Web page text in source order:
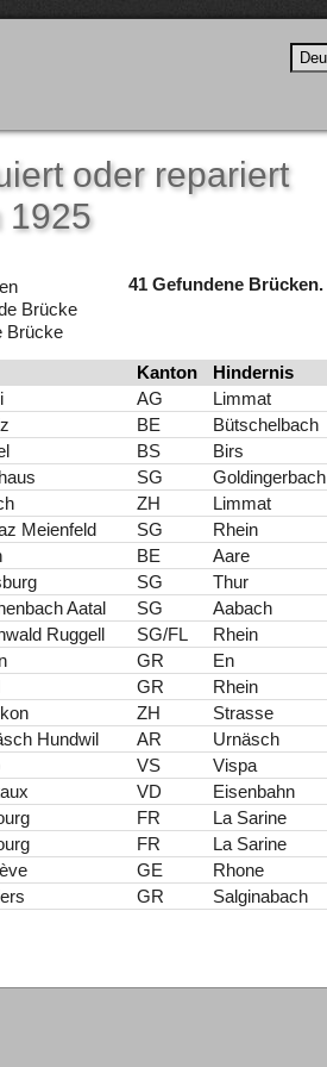
oder repariert
1925
Brücke
Brücke
41 Gefundene Brücken.
Kanton Hindernis
AG Limmat
BE Bütschelbach
BS Birs
SG Goldingerbach
ZH Limmat
Meienfeld SG Rhein
BE Aare
SG Thur
Aatal SG Aabach
Ruggell SG/FL Rhein
GR En
GR Rhein
ZH Strasse
Hundwil AR Urnäsch
VS Vispa
VD Eisenbahn
FR La Sarine
FR La Sarine
GE Rhone
GR Salginabach